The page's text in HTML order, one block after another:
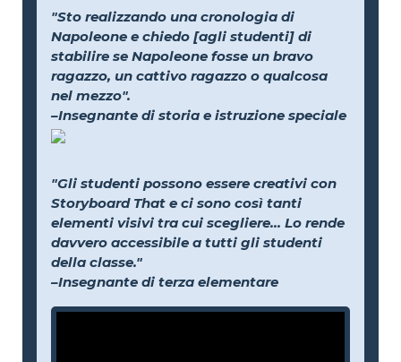
"Sto realizzando una cronologia di
Napoleone e chiedo [agli studenti] di
stabilire se Napoleone fosse un bravo
ragazzo, un cattivo ragazzo o qualcosa
nel mezzo".
–Insegnante di storia e istruzione speciale
"Gli studenti possono essere creativi con
Storyboard That e ci sono così tanti
elementi visivi tra cui scegliere... Lo rende
davvero accessibile a tutti gli studenti
della classe."
–Insegnante di terza elementare